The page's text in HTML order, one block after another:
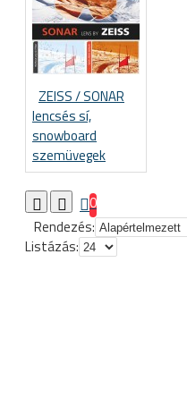
ZEISS / SONAR
lencsés sí,
snowboard
szemüvegek
0
Rendezés:
Listázás: